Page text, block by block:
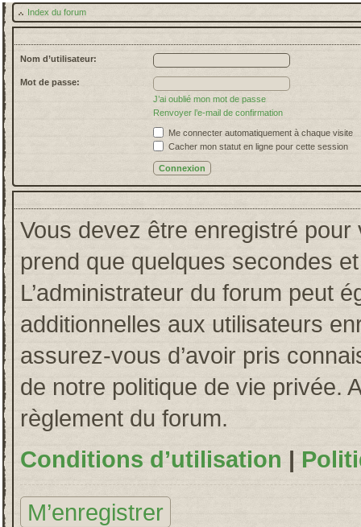
Index du forum
Nom d’utilisateur:
Mot de passe:
J’ai oublié mon mot de passe
Renvoyer l’e-mail de confirmation
Me connecter automatiquement à chaque visite
Cacher mon statut en ligne pour cette session
Vous devez être enregistré pour
prend que quelques secondes
L’administrateur du forum peut
additionnelles aux utilisateurs
assurez-vous d’avoir pris
de notre politique de vie privée.
règlement du forum.
Conditions d’utilisation |
M’enregistrer